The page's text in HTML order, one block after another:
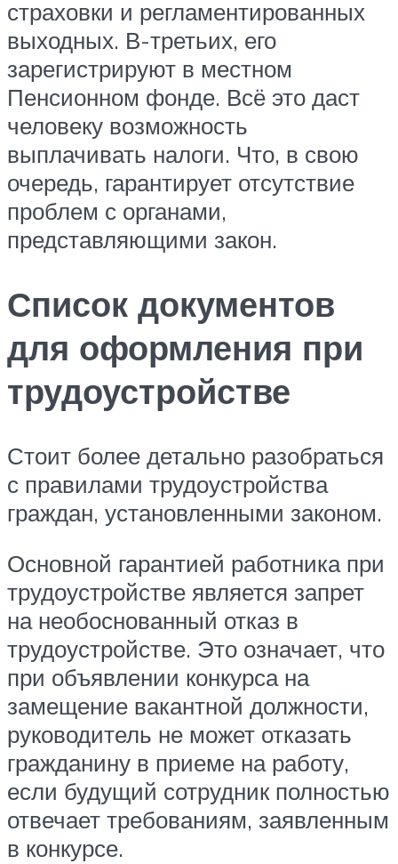
страховки и регламентированных
выходных. В-третьих, его
зарегистрируют в местном
Пенсионном фонде. Всё это даст
человеку возможность
выплачивать налоги. Что, в свою
очередь, гарантирует отсутствие
проблем с органами,
представляющими закон.
Список документов
для оформления при
трудоустройстве
Стоит более детально разобраться
с правилами трудоустройства
граждан, установленными законом.
Основной гарантией работника при
трудоустройстве является запрет
на необоснованный отказ в
трудоустройстве. Это означает, что
при объявлении конкурса на
замещение вакантной должности,
руководитель не может отказать
гражданину в приеме на работу,
если будущий сотрудник полностью
отвечает требованиям, заявленным
в конкурсе.